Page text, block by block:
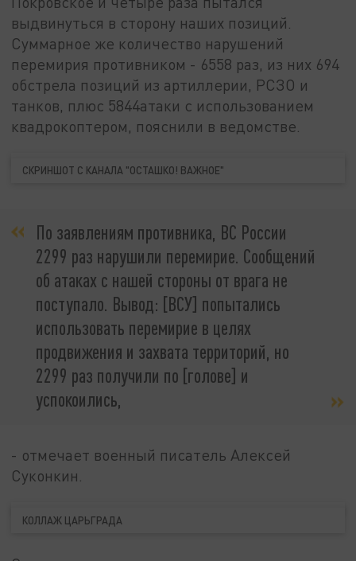
выдвинуться в сторону наших позиций.
Суммарное же количество нарушений
перемирия противником - 6558 раз, из них 694
обстрела позиций из артиллерии, РСЗО и
танков, плюс 5844атаки с использованием
квадрокоптером, пояснили в ведомстве.
СКРИНШОТ С КАНАЛА "ОСТАШКО! ВАЖНОЕ"
По заявлениям противника, ВС России
2299 раз нарушили перемирие. Сообщений
об атаках с нашей стороны от врага не
поступало. Вывод: [ВСУ] попытались
использовать перемирие в целях
продвижения и захвата территорий, но
2299 раз получили по [голове] и
успокоились,
- отмечает военный писатель Алексей
Суконкин.
КОЛЛАЖ ЦАРЬГРАДА